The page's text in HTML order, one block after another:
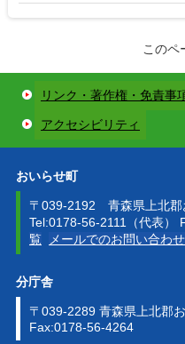
このペ
リンク・著作権・免責事
アクセシビリティ
おいらせ町
〒039-2192 青森県上北郡
Tel:0178-56-2111（代表）
覧
メールでのお問い合わ
分庁舎
〒039-2289 青森県上北郡
Fax:0178-56-4264